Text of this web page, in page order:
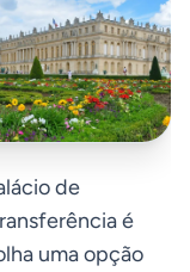
de
é
uma opção